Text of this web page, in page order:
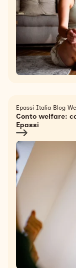
Epassi Italia Blog
Conto welfare:
Epassi